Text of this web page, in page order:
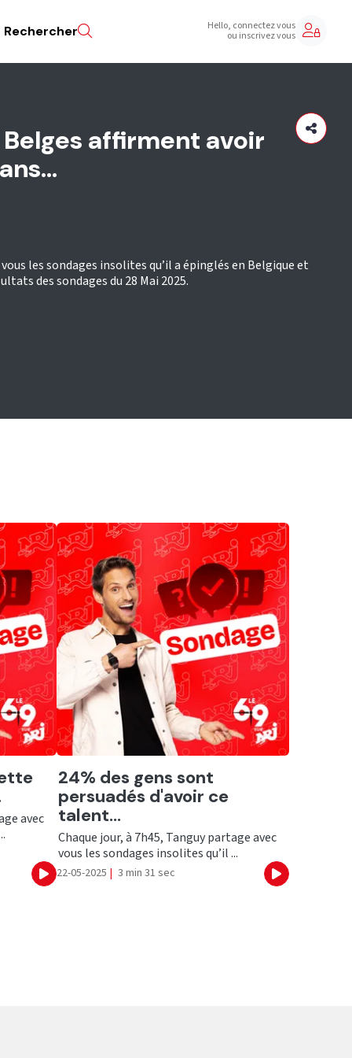
Rechercher Hello, connectez vous
ou inscrivez vous
Belges affirment avoir
les sondages insolites qu’il a épinglés en Belgique et
des sondages du 28 Mai 2025.
avec
Ecouter
Ecouter
24% des gens sont
persuadés d'avoir ce
talent...
Chaque jour, à 7h45, Tanguy partage avec
vous les sondages insolites qu’il ...
22-05-2025 | 3 min 31 sec Ecouter